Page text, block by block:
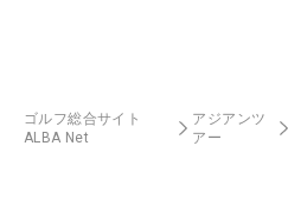
ゴルフ総合サイト
ALBA Net
アジアンツ
アー